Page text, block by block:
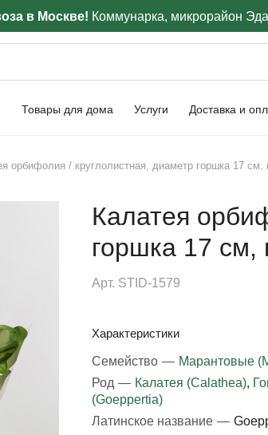
в Москве! Коммунарка, микрорайон
Товары для дома Услуги Доставка и
орбифолия / круглолистная, диаметр горшка 17 см,
Калатея
горшка 17 см,
Арт. STID-1579
Характеристики
Семейство — Марантовые
Род — Калатея (Calathea),
(Goeppertia)
Латинское название —